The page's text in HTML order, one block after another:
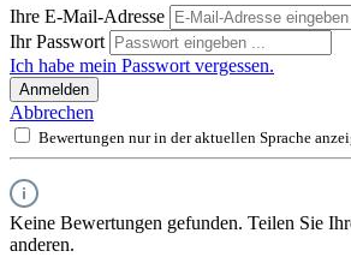
Ihre E-Mail-Adresse
Ihr Passwort
Ich habe mein Passwort vergessen.
Anmelden
Abbrechen
Bewertungen nur in der aktuellen Sprache
Keine Bewertungen gefunden. Teilen Sie
anderen.